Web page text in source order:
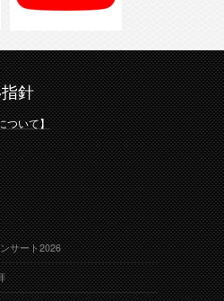
針
ついて】
サート2026
拝